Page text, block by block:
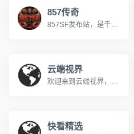
857传奇
857SF发布站，是千万传奇老玩家公认的优质私服导航平台。每日全网严选，实时更新数十组优质新开传奇私服，从1.76复古怀旧到微变、轻变、中变、超变，从金币版到合击版，全版本覆盖，满足不同玩家的偏好，每日第一手传奇资讯，助您快人一步抢占新服资源，重燃热血兄弟情！
云端视界
欢迎来到云端视界，您的私人免费在线影院。我们提供海量高清电影、电视剧、综艺、动漫及短剧资源，全部支持免费在线观看。在云端视界，享受无广告、高清流畅的极致观影体验，每日同步更新，是您网络追剧的不二之选。
快看精选